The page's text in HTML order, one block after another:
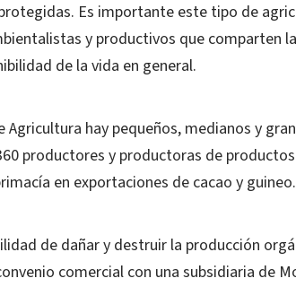
Es importante este tipo de
y productivos que comparten
de la vida en general.
Agricultura hay pequeños, medianos y
productores y productoras de
en exportaciones de cacao y guineo.
de dañar y destruir la producción
comercial con una subsidiaria de